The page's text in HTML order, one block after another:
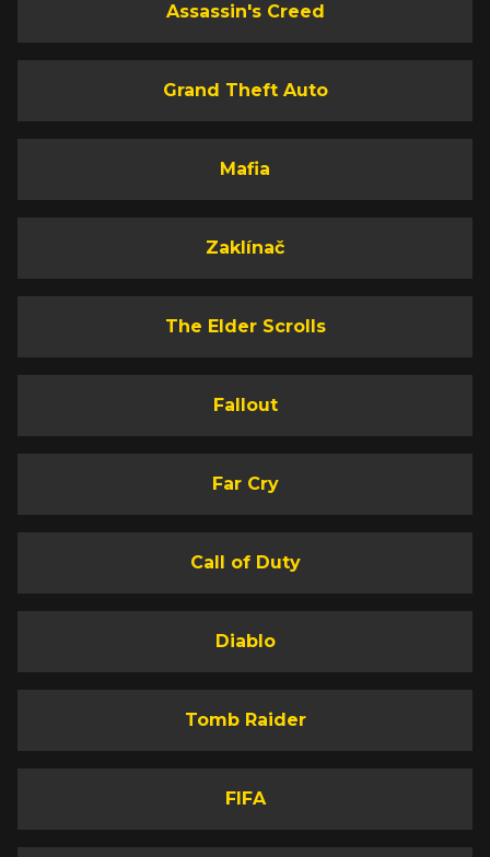
Assassin's Creed
Grand Theft Auto
Mafia
Zaklínač
The Elder Scrolls
Fallout
Far Cry
Call of Duty
Diablo
Tomb Raider
FIFA